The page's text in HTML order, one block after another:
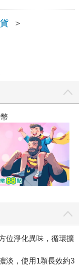
＞
位淨化異味，循環擴
淡，使用1顆長效約3